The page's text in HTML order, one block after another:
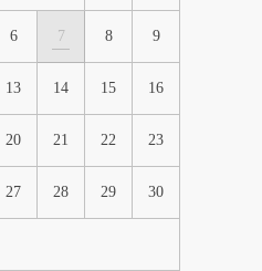
6 7 8 9
13 14 15 16
20 21 22 23
27 28 29 30